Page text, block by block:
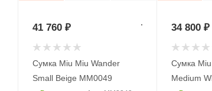
Сумка Miu Miu Wander
Small Beige MM0049
41 760₽
Сумка
Medium
34 800₽